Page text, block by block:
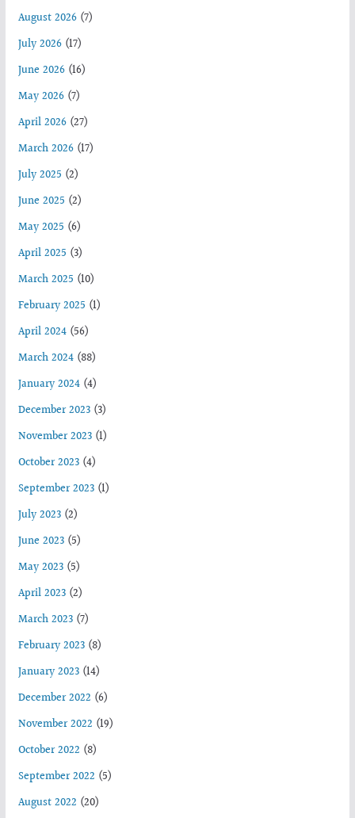
August 2026(7)
July 2026(17)
June 2026(16)
May 2026(7)
April 2026(27)
March 2026(17)
July 2025 (2)
June 2025 (2)
May 2025 (6)
April 2025 (3)
March 2025 (10)
February 2025 (1)
April 2024(56)
March 2024(88)
January 2024(4)
December 2023(3)
November 2023(1)
October 2023(4)
September 2023(1)
July 2023(2)
June 2023(5)
May 2023(5)
April 2023(2)
March 2023(7)
February 2023(8)
January 2023(14)
December 2022 (6)
November 2022 (19)
October 2022 (8)
September 2022 (5)
August 2022 (20)